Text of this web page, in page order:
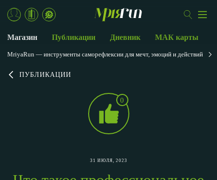
ПУБЛИКАЦИИ
0
31 ИЮЛЯ, 2023
Магазин Публикации Дневник МАК карты
MriyaRun — инструменты саморефлексии для мечт, эмоций и действий